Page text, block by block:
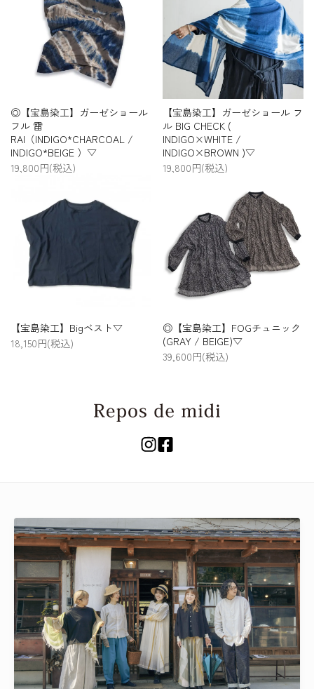
◎【宝島染工】ガーゼショール
フル 雷
RAI（INDIGO*CHARCOAL /
INDIGO*BEIGE ）▽
19,800円(税込)
【宝島染工】ガーゼショール フ
ル BIG CHECK (
INDIGO×WHITE /
INDIGO×BROWN )▽
19,800円(税込)
【宝島染工】Bigベスト▽
18,150円(税込)
◎【宝島染工】FOGチュニック
(GRAY / BEIGE)▽
39,600円(税込)